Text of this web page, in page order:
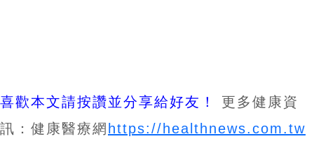
喜歡本文請按讚並分享給好友！
更多健康資
訊：健康醫療網 https://healthnews.com.tw